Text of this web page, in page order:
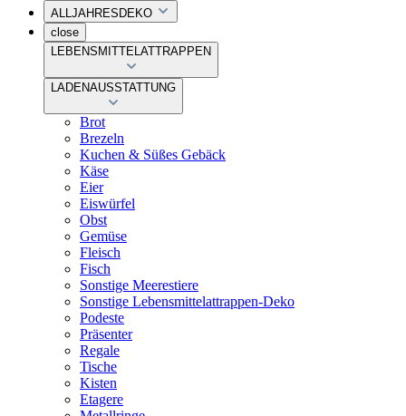
ALLJAHRESDEKO
close
LEBENSMITTELATTRAPPEN
LADENAUSSTATTUNG
Brot
Brezeln
Kuchen & Süßes Gebäck
Käse
Eier
Eiswürfel
Obst
Gemüse
Fleisch
Fisch
Sonstige Meerestiere
Sonstige Lebensmittelattrappen-Deko
Podeste
Präsenter
Regale
Tische
Kisten
Etagere